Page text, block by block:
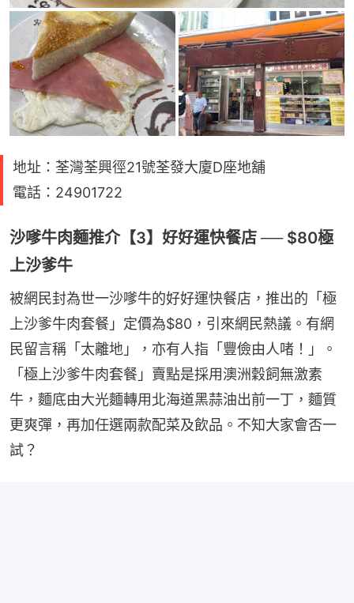
地址：荃灣荃興徑21號荃發大廈D座地舖
電話：24901722
沙嗲牛肉麵推介【3】好好運快餐店 ── $80極
上沙爹牛
被網民封為世一沙嗲牛的好好運快餐店，推出的「極
上沙爹牛肉套餐」定價為$80，引來網民熱議。有網
民留言稱「太離地」，亦有人指「豐儉由人啫！」。
「極上沙爹牛肉套餐」賣點是採用澳洲穀飼無激素
牛，麵底由大光麵轉用北海道黑蒜油出前一丁，麵質
更爽彈，再加任選兩款配菜及飲品。不知大家會否一
試？